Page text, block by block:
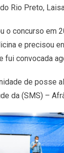
Rio Preto,
o concurso em
e precisou
fui convocada
de posse
da (SMS) –